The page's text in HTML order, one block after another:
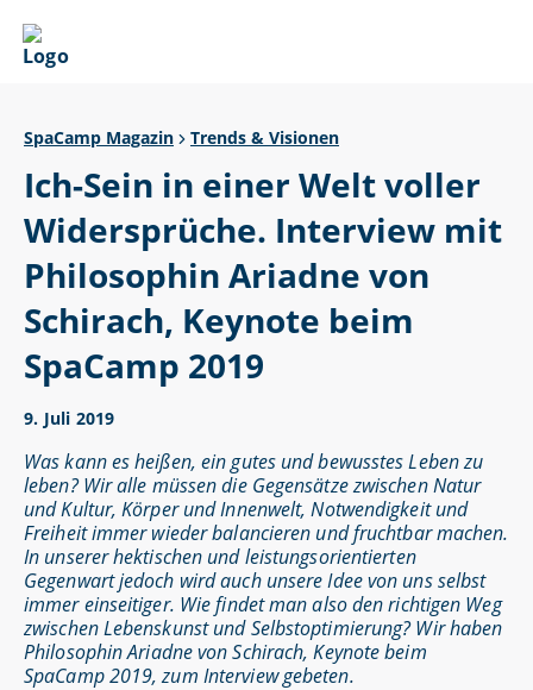
SpaCamp Magazin Trends & Visionen
Ich-Sein in einer Welt voller
Widersprüche. Interview mit
Philosophin Ariadne von
Schirach, Keynote beim
SpaCamp 2019
9. Juli 2019
Was kann es heißen, ein gutes und bewusstes Leben zu
leben? Wir alle müssen die Gegensätze zwischen Natur
und Kultur, Körper und Innenwelt, Notwendigkeit und
Freiheit immer wieder balancieren und fruchtbar machen.
In unserer hektischen und leistungsorientierten
Gegenwart jedoch wird auch unsere Idee von uns selbst
immer einseitiger. Wie findet man also den richtigen Weg
zwischen Lebenskunst und Selbstoptimierung? Wir haben
PhilosophinAriadne von Schirach, Keynote beim
SpaCamp 2019, zum Interview gebeten.